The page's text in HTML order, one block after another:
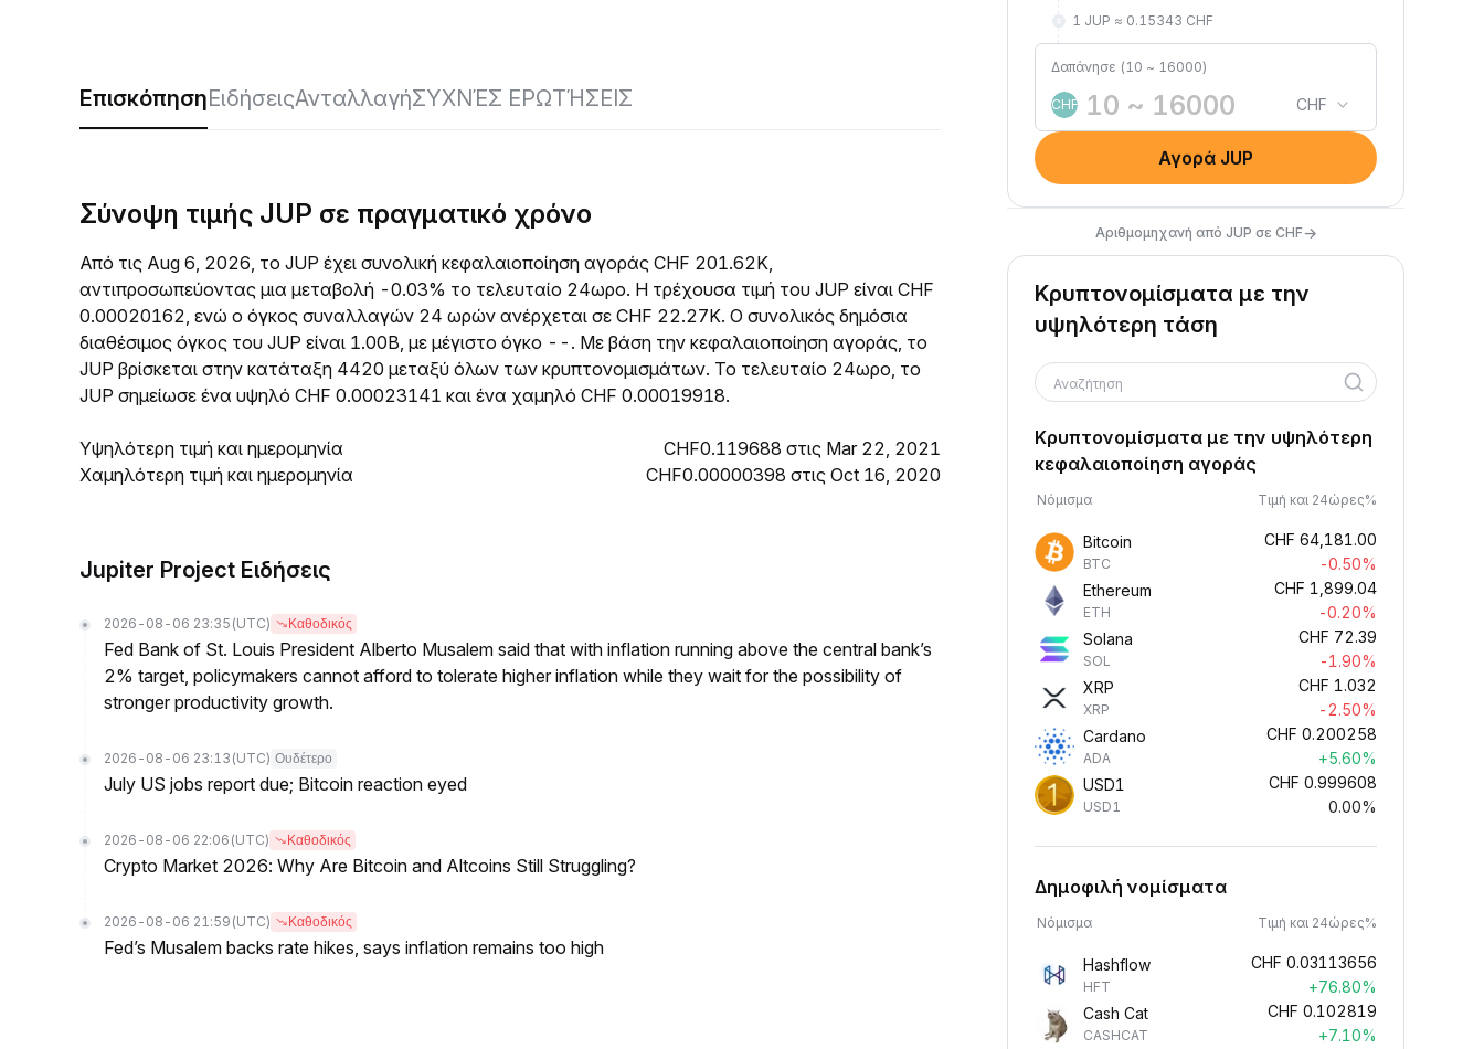
ΕπισκόπησηΕιδήσειςΑνταλλαγήΣΥΧΝΈΣ ΕΡΩΤΉΣΕΙΣ
Σύνοψη τιμής JUP σε πραγματικό χρόνο
Από τις Aug 6, 2026, το JUP έχει συνολική κεφαλαιοποίηση αγοράς CHF 201.62K,
αντιπροσωπεύοντας μια μεταβολή -0.03% το τελευταίο 24ωρο. Η τρέχουσα τιμή του JUP είναι CHF
0.00020162, ενώ ο όγκος συναλλαγών 24 ωρών ανέρχεται σε CHF 22.27K. Ο συνολικός δημόσια
διαθέσιμος όγκος του JUP είναι 1.00B, με μέγιστο όγκο --. Με βάση την κεφαλαιοποίηση αγοράς, το
JUP βρίσκεται στην κατάταξη 4420 μεταξύ όλων των κρυπτονομισμάτων. Το τελευταίο 24ωρο, το
JUP σημείωσε ένα υψηλό CHF 0.00023141 και ένα χαμηλό CHF 0.00019918.
Υψηλότερη τιμή και ημερομηνία
CHF0.119688 στις Mar 22, 2021
Χαμηλότερη τιμή και ημερομηνία
CHF0.00000398 στις Oct 16, 2020
Jupiter Project Ειδήσεις
2026-08-06 23:35 (UTC) Καθοδικός
Fed Bank of St. Louis President Alberto Musalem said that with inflation running above the central bank’s
2% target, policymakers cannot afford to tolerate higher inflation while they wait for the possibility of
stronger productivity growth.
2026-08-06 23:13 (UTC) Ουδέτερο
July US jobs report due; Bitcoin reaction eyed
2026-08-06 22:06 (UTC) Καθοδικός
Crypto Market 2026: Why Are Bitcoin and Altcoins Still Struggling?
2026-08-06 21:59 (UTC) Καθοδικός
Fed’s Musalem backs rate hikes, says inflation remains too high
1 JUP ≈ 0.15343 CHF
Δαπάνησε (10 ~ 16000)
CHF CHF
Αγορά JUP
Αριθμομηχανή από JUP σε CHF→
Κρυπτονομίσματα με την
υψηλότερη τάση
Αναζήτηση
Κρυπτονομίσματα με την υψηλότερη
κεφαλαιοποίηση αγοράς
Νόμισμα Τιμή και 24ώρες%
Bitcoin
BTC
CHF 64,181.00
-0.50%
Ethereum
ETH
CHF 1,899.04
-0.20%
Solana
SOL
CHF 72.39
-1.90%
XRP
XRP
CHF 1.032
-2.50%
Cardano
ADA
CHF 0.200258
+5.60%
USD1
USD1
CHF 0.999608
0.00%
Δημοφιλή νομίσματα
Νόμισμα Τιμή και 24ώρες%
Hashflow
HFT
CHF 0.03113656
+76.80%
Cash Cat
CASHCAT
CHF 0.102819
+7.10%